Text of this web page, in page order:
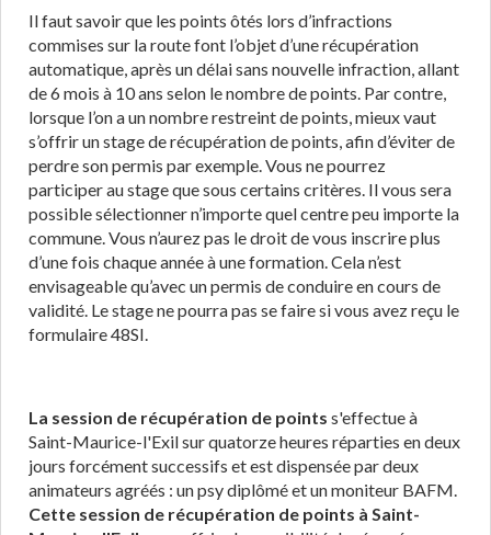
Il faut savoir que les points ôtés lors d’infractions
commises sur la route font l’objet d’une récupération
automatique, après un délai sans nouvelle infraction, allant
de 6 mois à 10 ans selon le nombre de points. Par contre,
lorsque l’on a un nombre restreint de points, mieux vaut
s’offrir un stage de récupération de points, afin d’éviter de
perdre son permis par exemple. Vous ne pourrez
participer au stage que sous certains critères. Il vous sera
possible sélectionner n’importe quel centre peu importe la
commune. Vous n’aurez pas le droit de vous inscrire plus
d’une fois chaque année à une formation. Cela n’est
envisageable qu’avec un permis de conduire en cours de
validité. Le stage ne pourra pas se faire si vous avez reçu le
formulaire 48SI.
La session de récupération de points s'effectue à
Saint-Maurice-l'Exil sur quatorze heures réparties en deux
jours forcément successifs et est dispensée par deux
animateurs agréés : un psy diplômé et un moniteur BAFM.
Cette session de récupération de points à Saint-